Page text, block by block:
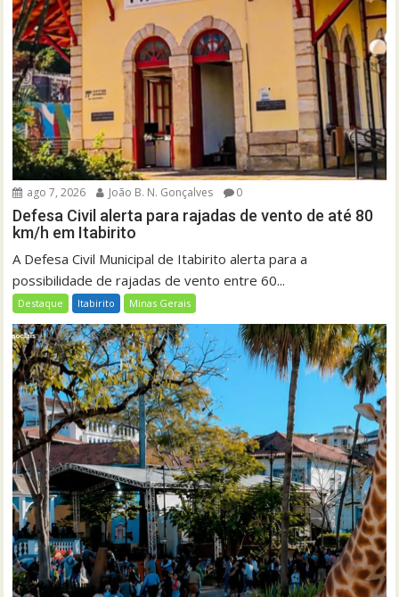
ago 7, 2026 João B. N. Gonçalves 0
Defesa Civil alerta para rajadas de vento de até 80
km/h em Itabirito
A Defesa Civil Municipal de Itabirito alerta para a
possibilidade de rajadas de vento entre 60...
Destaque Itabirito Minas Gerais